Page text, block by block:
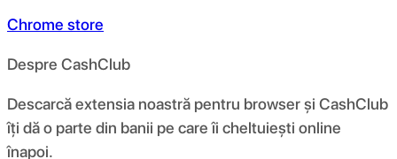
Chrome store
Despre CashClub
Descarcă extensia noastră pentru browser și CashClub
îți dă o parte din banii pe care îi cheltuiești online
înapoi.